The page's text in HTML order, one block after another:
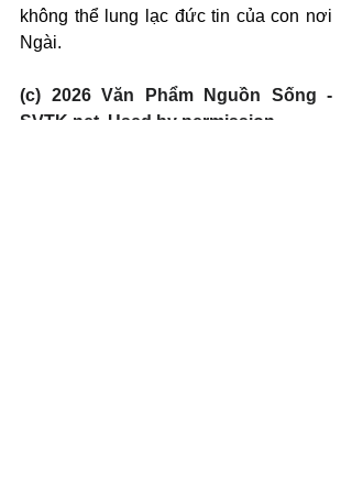
không thể lung lạc đức tin của con nơi
Ngài.
(c) 2026 Văn Phẩm Nguồn Sống -
SVTK.net. Used by permission.